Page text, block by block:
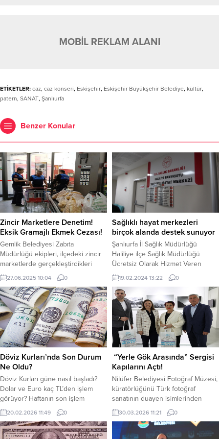
MOBİL REKLAM ALANI
ETİKETLER: caz, caz konseri, Eskişehir, Eskişehir Büyükşehir Belediye, kültür,
patern, SANAT, Şanlıurfa
Benzer Konular
Zincir Marketlere Denetim!
Eksik Gramajlı Ekmek Cezası!
Gemlik Belediyesi Zabıta
Müdürlüğü ekipleri, ilçedeki zincir
marketlerde gerçekleştirdikleri
denetimlerde, bazı şubelerde 240
gram olarak satılması gereken
ekmeklerin gramajının eksik
olduğunu tespit etti. Yapılan
kontrollerde, mevzuata aykırı
şekilde düşük gramajla satılan
ekmekler hakkında tutanak
düzenlendi. Bu kapsamda, iki zincir
Yönetmeliği’nin 68. maddesi
uyarınca işlem yapıldı. Market...
27.06.2025 10:04 0
Sağlıklı hayat merkezleri
birçok alanda destek sunuyor
Şanlıurfa İl Sağlık Müdürlüğü
Haliliye ilçe Sağlık Müdürlüğü
Ücretsiz Olarak Hizmet Veren
Sağlıklı Hayat Merkezlerimiz
Vatandaşlarımızın Hizmetinde.
Sağlıklı Hayat Merkezleri (SHM);
sağlığa yönelik risklerden birey ve
toplumu korumak, sağlıklı hayat
tarzını teşvik etmek, birinci
basamak sağlık hizmetlerini
güçlendirmek ve bu hizmetlere
kurulan çok amaçlı yapılardır.
SHM’ler, toplum...
19.02.2024 13:22 0
Döviz Kurları’nda Son Durum
Ne Oldu?
Döviz Kurları güne nasıl başladı?
Dolar ve Euro kaç TL’den işlem
görüyor? Haftanın son işlem
gününde dolarda hareketlilik
devam ediyor. Dolar, güne hafif
yukarı yönlü başladı. jeopolitik
20.02.2026 11:49 0
“Yerle Gök Arasında” Sergisi
Kapılarını Açtı!
Nilüfer Belediyesi Fotoğraf Müzesi,
küratörlüğünü Türk fotoğraf
sanatının duayen isimlerinden
Engin Özendes’in üstlendiği ve
fotoğraf sanatçısı Aydın Berk
Bilgin’in “Yer Gök Arasında” isimli
30.03.2026 11:21 0